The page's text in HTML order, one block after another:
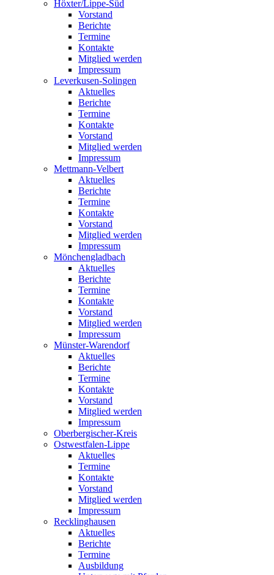
Höxter/Lippe-Süd
Vorstand
Berichte
Termine
Kontakte
Mitglied werden
Impressum
Leverkusen-Solingen
Aktuelles
Berichte
Termine
Kontakte
Vorstand
Mitglied werden
Impressum
Mettmann-Velbert
Aktuelles
Berichte
Termine
Kontakte
Vorstand
Mitglied werden
Impressum
Mönchengladbach
Aktuelles
Berichte
Termine
Kontakte
Vorstand
Mitglied werden
Impressum
Münster-Warendorf
Aktuelles
Berichte
Termine
Kontakte
Vorstand
Mitglied werden
Impressum
Oberbergischer-Kreis
Ostwestfalen-Lippe
Aktuelles
Termine
Kontakte
Vorstand
Mitglied werden
Impressum
Recklinghausen
Aktuelles
Berichte
Termine
Ausbildung